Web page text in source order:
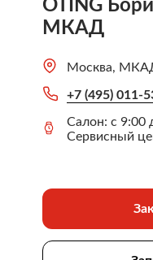
OTING
МКАД
Москва,
+7 (495) 011-
Салон: с 9:00
Сервисный